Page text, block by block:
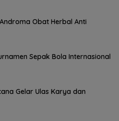
Obat Herbal Anti
Sepak Bola Internasional
Gelar Ulas Karya dan